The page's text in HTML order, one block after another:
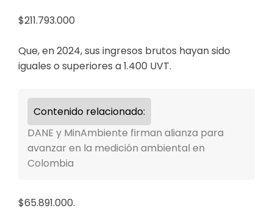
$211.793.000
Que, en 2024, sus ingresos brutos hayan sido
iguales o superiores a 1.400 UVT.
Contenido relacionado:
DANE y MinAmbiente firman alianza para
avanzar en la medición ambiental en
Colombia
$65.891.000.